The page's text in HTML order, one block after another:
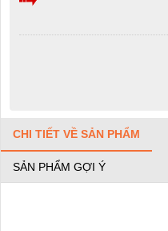
CHI TIẾT VỀ SẢN PHẨM
SẢN PHẨM GỢI Ý